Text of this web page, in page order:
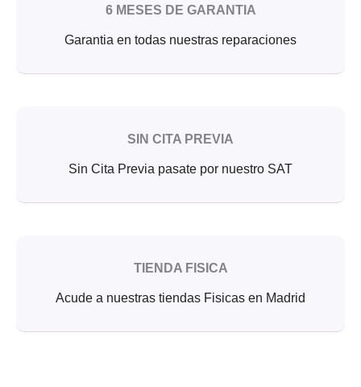
6 MESES DE GARANTIA
Garantia en todas nuestras reparaciones
SIN CITA PREVIA
Sin Cita Previa pasate por nuestro SAT
TIENDA FISICA
Acude a nuestras tiendas Fisicas en Madrid